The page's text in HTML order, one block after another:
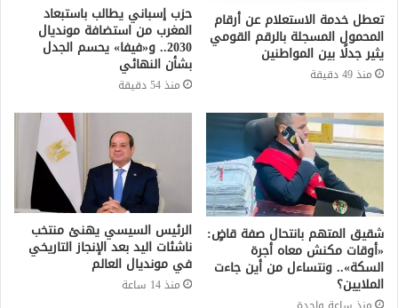
تعطل خدمة الاستعلام عن أرقام
المحمول المسجلة بالرقم القومي
يثير جدلًا بين المواطنين
منذ 49 دقيقة
حزب إسباني يطالب باستبعاد
المغرب من استضافة مونديال
2030.. و«فيفا» يحسم الجدل
بشأن النهائي
منذ 54 دقيقة
شقيق المتهم بانتحال صفة قاضٍ:
«أوقات مكنش معاه أجرة
السكة».. ونتساءل من أين جاءت
الملايين؟
الرئيس السيسي يهنئ منتخب
ناشئات اليد بعد الإنجاز التاريخي
في مونديال العالم
منذ 14 ساعة